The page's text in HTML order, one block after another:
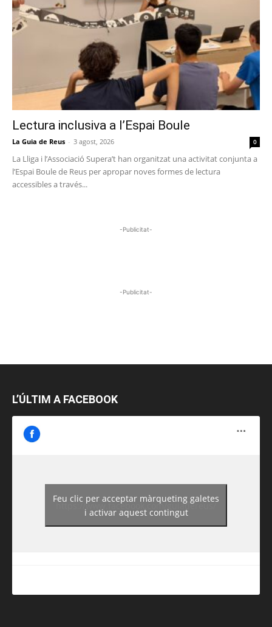
Lectura inclusiva a l’Espai Boule
La Guia de Reus - 3 agost, 2026 0
La Lliga i l’Associació Supera’t han organitzat una activitat conjunta a
l’Espai Boule de Reus per apropar noves formes de lectura
accessibles a través...
-Publicitat-
-Publicitat-
L’ÚLTIM A FACEBOOK
https://www.facebook.com/guiadereus/
Feu clic per acceptar màrqueting galetes
i activar aquest contingut